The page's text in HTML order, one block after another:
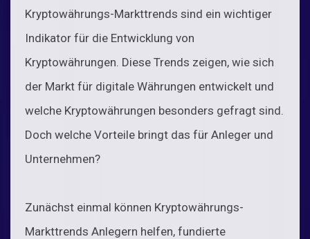
Kryptowährungs-Markttrends sind ein wichtiger
Indikator für die Entwicklung von
Kryptowährungen. Diese Trends zeigen, wie sich
der Markt für digitale Währungen entwickelt und
welche Kryptowährungen besonders gefragt sind.
Doch welche Vorteile bringt das für Anleger und
Unternehmen?
Zunächst einmal können Kryptowährungs-
Markttrends Anlegern helfen, fundierte